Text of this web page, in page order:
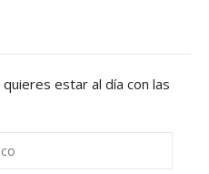
estar al día con las